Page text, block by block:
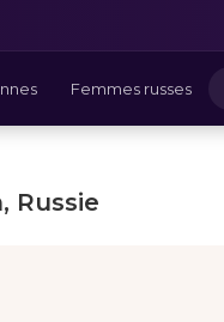
Femmes russes
Russie